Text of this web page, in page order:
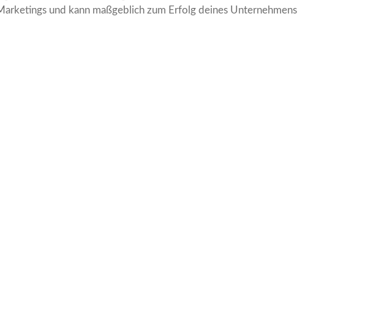
und kann maßgeblich zum Erfolg deines Unternehmens